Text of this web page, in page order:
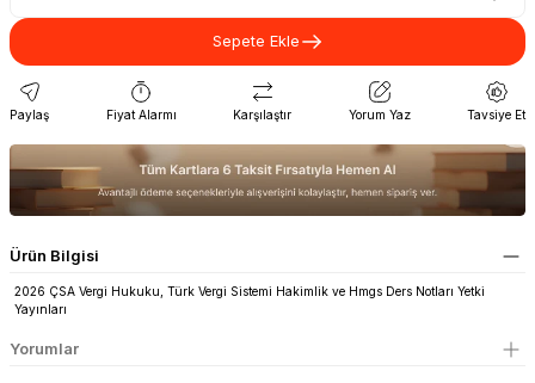
Sepete Ekle
Paylaş Fiyat Alarmı Karşılaştır Yorum Yaz Tavsiye Et
Ürün Bilgisi
2026 ÇSA Vergi Hukuku, Türk Vergi Sistemi Hakimlik ve Hmgs Ders Notları Yetki
Yayınları
Yorumlar